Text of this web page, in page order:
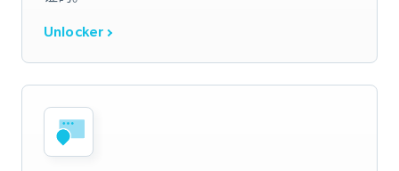
Unlocker